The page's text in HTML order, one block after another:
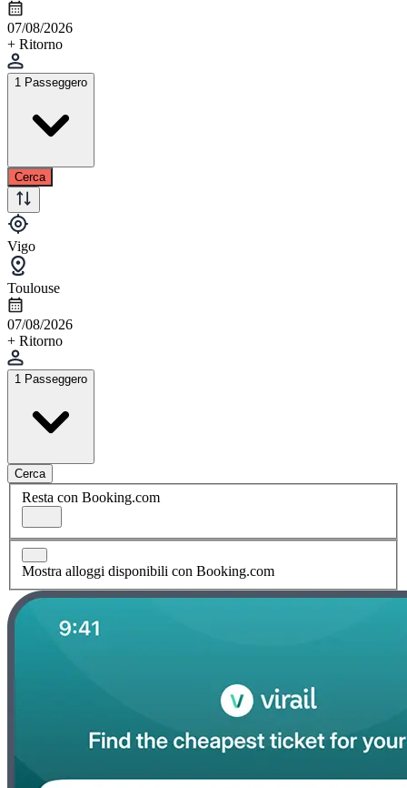
07/08/2026
+ Ritorno
1 Passeggero
Cerca
Vigo
Toulouse
07/08/2026
+ Ritorno
1 Passeggero
Cerca
Resta con Booking.com
Mostra alloggi disponibili con Booking.com